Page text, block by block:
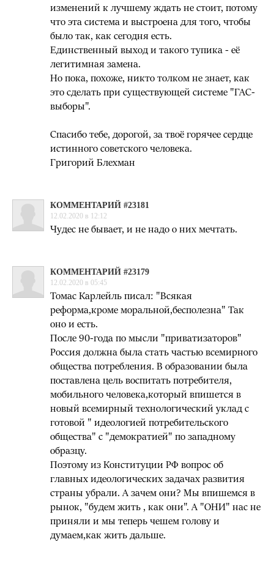
изменений к лучшему ждать не стоит, потому
что эта система и выстроена для того, чтобы
было так, как сегодня есть.
Единственный выход и такого тупика - её
легитимная замена.
Но пока, похоже, никто толком не знает, как
это сделать при существующей системе "ГАС-
выборы".
Спасибо тебе, дорогой, за твоё горячее сердце
истинного советского человека.
Григорий Блехман
КОММЕНТАРИЙ #23181
12.02.2020 в 12:12
Чудес не бывает, и не надо о них мечтать.
КОММЕНТАРИЙ #23179
12.02.2020 в 05:45
Томас Карлейль писал: "Всякая
реформа,кроме моральной,бесполезна" Так
оно и есть.
После 90-года по мысли "приватизаторов"
Россия должна была стать частью всемирного
общества потребления. В образовании была
поставлена цель воспитать потребителя,
мобильного человека,который впишется в
новый всемирный технологический уклад с
готовой " идеологией потребительского
общества" с "демократией" по западному
образцу.
Поэтому из Конституции РФ вопрос об
главных идеологических задачах развития
страны убрали. А зачем они? Мы впишемся в
рынок, "будем жить , как они". А "ОНИ" нас не
приняли и мы теперь чешем голову и
думаем,как жить дальше.